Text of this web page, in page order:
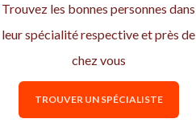
Trouvez les bonnes personnes dans
leur spécialité respective et près de
chez vous
TROUVER UN SPÉCIALISTE